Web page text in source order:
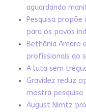
aguardando
Pesquisa
para os povos
Bethânia Amaro
profissionais do
A luta sem
Gravidez reduz
mostra pesquisa
August Nimtz